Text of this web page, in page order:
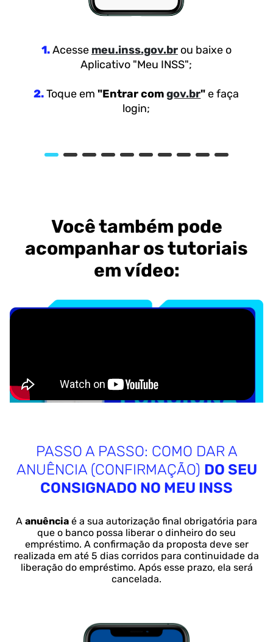
1.Acesse meu.inss.gov.brou baixe o
Aplicativo "Meu INSS";
2.Toque em"Entrar comgov.br"e faça
login;
Você também pode
acompanhar os tutoriais
em vídeo:
PASSO A PASSO: COMO DAR A
ANUÊNCIA (CONFIRMAÇÃO) DO SEU
CONSIGNADO NO MEU INSS
A anuência é a sua autorização final obrigatória para
que o banco possa liberar o dinheiro do seu
empréstimo. A confirmação da proposta deve ser
realizada em até 5 dias corridos para continuidade da
liberação do empréstimo. Após esse prazo, ela será
cancelada.